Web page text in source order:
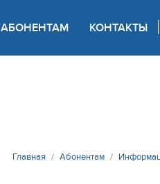
Версия для слабовидящих
АБОНЕНТАМ КОНТАКТЫ
Главная Абонентам